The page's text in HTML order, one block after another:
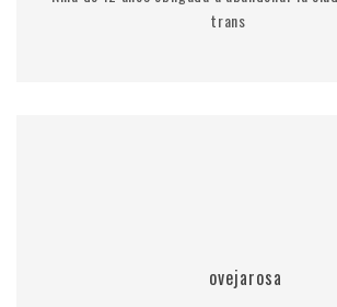
trans
ovejarosa